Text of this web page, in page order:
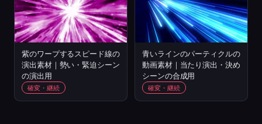
紫のワープするスピード線の
演出素材｜勢い・緊迫シーン
の演出用
確変・継続
青いラインのパーティクルの
動画素材｜当たり演出・決め
シーンの合成用
確変・継続